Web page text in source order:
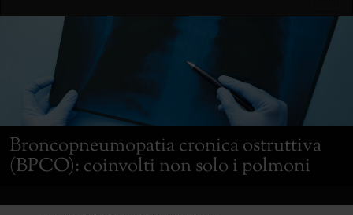
Broncopneumopatia cronica ostruttiva
(BPCO): coinvolti non solo i polmoni